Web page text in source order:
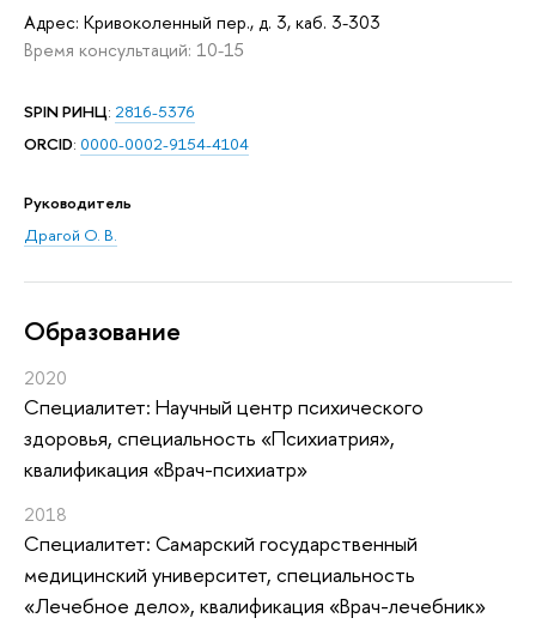
Адрес: Кривоколенный пер., д. 3, каб. 3-303
Время консультаций: 10-15
SPIN РИНЦ: 2816-5376
ORCID: 0000-0002-9154-4104
Руководитель
Драгой О. В.
Oбразование
2020
Специалитет: Научный центр психического
здоровья, специальность «Психиатрия»,
квалификация «Врач-психиатр»
2018
Специалитет: Самарский государственный
медицинский университет, специальность
«Лечебное дело», квалификация «Врач-лечебник»